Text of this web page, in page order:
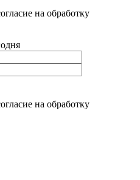
на обработку
на обработку